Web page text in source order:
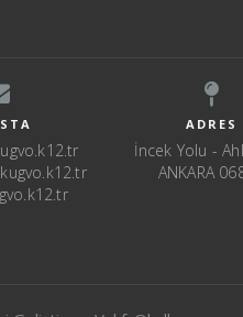
ADRES
İncek Yolu -
ANKARA